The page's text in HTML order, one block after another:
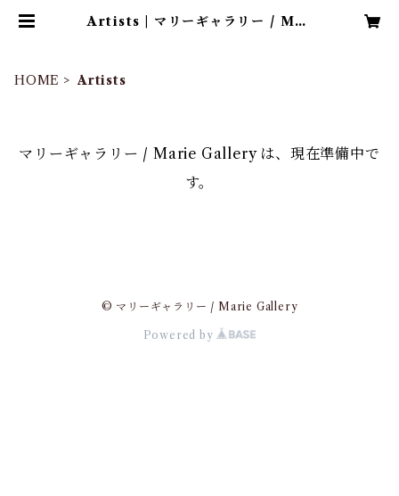
Artists | マリーギャラリー / Mar
HOME Artists
マリーギャラリー / Marie Gallery は、現在準備中で
す。
© マリーギャラリー / Marie Gallery
Powered by